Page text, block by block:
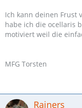
Ich kann deinen Frust
habe ich die ocellaris
motiviert weil die
MFG Torsten
Rainers